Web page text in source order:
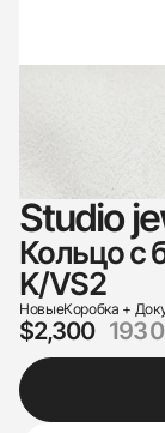
Studio
Кольцо с
K/VS2
НовыеКоробка +
$2,300 193